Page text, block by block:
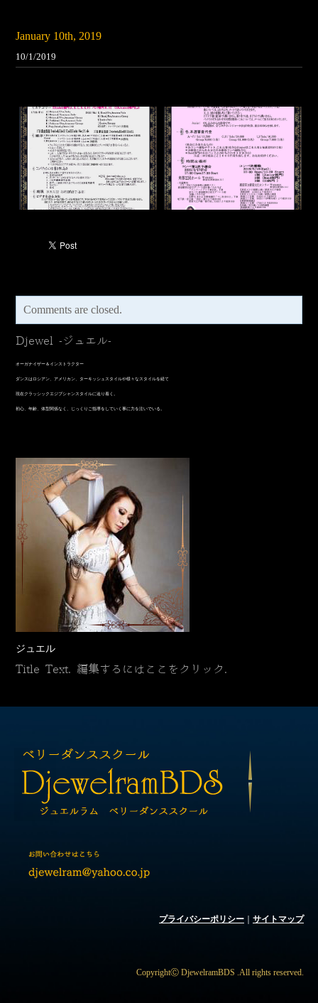
January 10th, 2019
10/1/2019
Comments are closed.
Djewel -ジュエル-
オーガナイザー＆インストラクター
​ダンスはロシアン、アメリカン、ターキッシュスタイルや様々なスタイルを経て
現在クラッシックエジプシャンスタイルに辿り着く。
初心、年齢、体型関係なく、じっくりご指導をしていく事に力を注いでいる。
ジュエル
Title Text. 編集するにはここをクリック.
プライバシーポリシー サイトマップ
CopyrightⒸ DjewelramBDS .All rights reserved.